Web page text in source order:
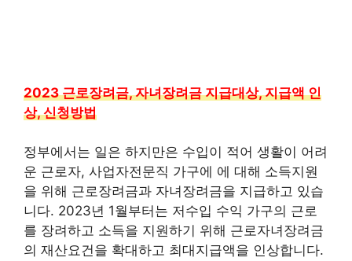
2023 근로장려금, 자녀장려금 지급대상, 지급액 인
상, 신청방법
정부에서는 일은 하지만은 수입이 적어 생활이 어려
운 근로자, 사업자전문직 가구에 에 대해 소득지원
을 위해 근로장려금과 자녀장려금을 지급하고 있습
니다. 2023년 1월부터는 저수입 수익 가구의 근로
를 장려하고 소득을 지원하기 위해 근로자녀장려금
의 재산요건을 확대하고 최대지급액을 인상합니다.